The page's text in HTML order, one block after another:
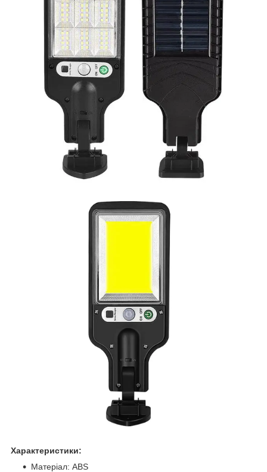
Характеристики:
Матеріал: ABS